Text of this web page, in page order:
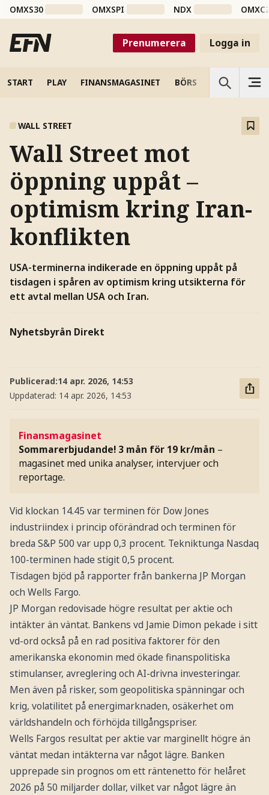
OMXS30 OMXSPI NDX
Prenumerera Logga in
START PLAY FINANSMAGASINET BÖRS VETENSKAP
WALL STREET
Wall Street mot
öppning uppåt –
optimism kring Iran-
konflikten
USA-terminerna indikerade en öppning uppåt på
tisdagen i spåren av optimism kring utsikterna för
ett avtal mellan USA och Iran.
Nyhetsbyrån Direkt
Publicerad:14 apr. 2026, 14:53
Uppdaterad: 14 apr. 2026, 14:53
Finansmagasinet
Sommarerbjudande! 3 mån för 19 kr/mån –
magasinet med unika analyser, intervjuer och
reportage.
Vid klockan 14.45 var terminen för Dow Jones
industriindex i princip oförändrad och terminen för
breda S&P 500 var upp 0,3 procent. Tekniktunga Nasdaq
100-terminen hade stigit 0,5 procent.
Tisdagen bjöd på rapporter från bankerna JP Morgan
och Wells Fargo.
JP Morgan redovisade högre resultat per aktie och
intäkter än väntat. Bankens vd Jamie Dimon pekade i sitt
vd-ord också på en rad positiva faktorer för den
amerikanska ekonomin med ökade finanspolitiska
stimulanser, avreglering och AI-drivna investeringar.
Men även på risker, som geopolitiska spänningar och
krig, volatilitet på energimarknaden, osäkerhet om
världshandeln och förhöjda tillgångspriser.
Wells Fargos resultat per aktie var marginellt högre än
väntat medan intäkterna var något lägre. Banken
upprepade sin prognos om ett räntenetto för helåret
2026 på 50 miljarder dollar, vilket var något lägre än